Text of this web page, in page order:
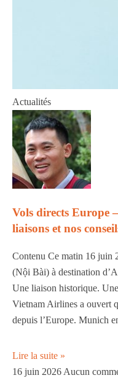
Actualités
Vols directs Europe
liaisons et nos
Contenu Ce matin 16 juin
(Nội Bài) à destination
Une liaison historique.
Vietnam Airlines a ouvert
depuis l’Europe. Munich
Lire la suite »
16 juin 2026 Aucun